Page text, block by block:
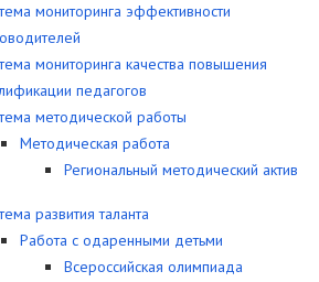
мониторинга эффективности
мониторинга качества повышения
педагогов
методической работы
Методическая работа
Региональный методический актив
развития таланта
Работа с одаренными детьми
Всероссийская олимпиада